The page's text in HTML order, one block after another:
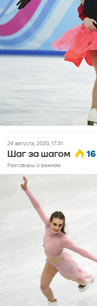
24 августа, 2020, 17:31
Шаг за шагом 16
Разговоры о важном